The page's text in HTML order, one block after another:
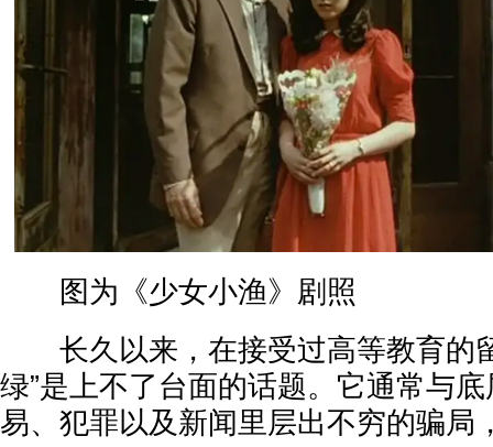
图为《少女小渔》剧照
长久以来，在接受过高等教育的
绿”是上不了台面的话题。它通常与
易、犯罪以及新闻里层出不穷的骗局